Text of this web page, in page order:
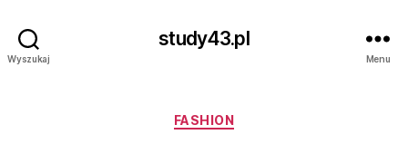
Wyszukaj
study43.pl
Menu
Kategorie
FASHION